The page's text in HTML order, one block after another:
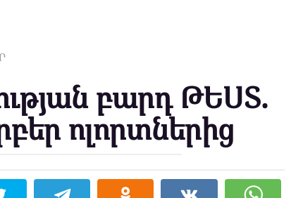
բարդ ԹԵՍՏ.
ոլորտներից